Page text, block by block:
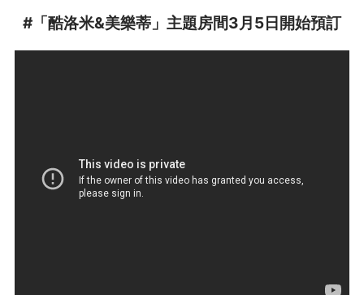
#「酷洛米&美樂蒂」主題房間3月5日開始預訂